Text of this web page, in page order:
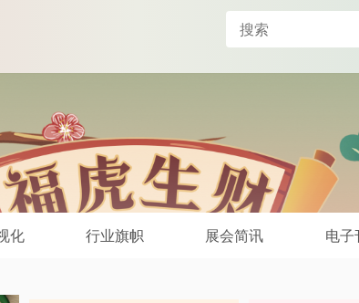
化 行业旗帜 展会简讯 电子